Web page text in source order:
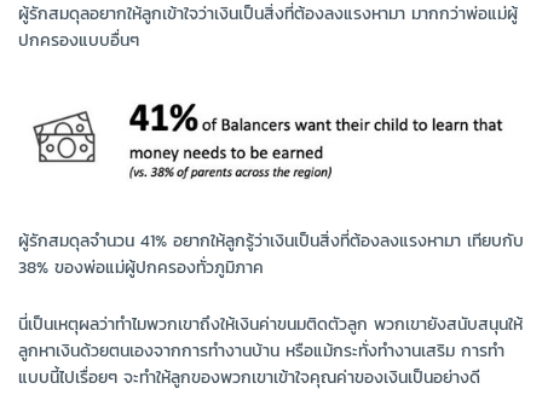
ผู้รักสมดุลอยากให้ลูกเข้าใจว่าเงินเป็นสิ่งที่ต้องลงแรงหามา มากกว่าพ่อแม่ผู้
ปกครองแบบอื่นๆ
ผู้รักสมดุลจำนวน 41% อยากให้ลูกรู้ว่าเงินเป็นสิ่งที่ต้องลงแรงหามา เทียบกับ
38% ของพ่อแม่ผู้ปกครองทั่วภูมิภาค
นี่เป็นเหตุผลว่าทำไมพวกเขาถึงให้เงินค่าขนมติดตัวลูก พวกเขายังสนับสนุนให้
ลูกหาเงินด้วยตนเองจากการทำงานบ้าน หรือแม้กระทั่งทำงานเสริม การทำ
แบบนี้ไปเรื่อยๆ จะทำให้ลูกของพวกเขาเข้าใจคุณค่าของเงินเป็นอย่างดี